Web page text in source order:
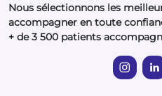
Nous sélectionnons les
accompagner en toute
+ de 3 500 patients